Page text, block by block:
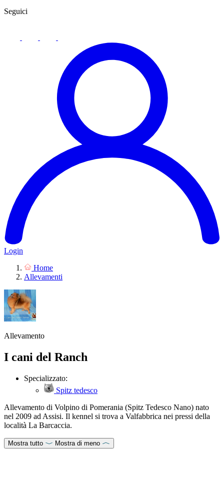
Seguici
Login
Home
Allevamenti
Allevamento
I cani del Ranch
Specializzato:
Spitz tedesco
Allevamento di Volpino di Pomerania (Spitz Tedesco Nano) nato
nel 2009 ad Assisi. Il kennel si trova a Valfabbrica nei pressi della
località La Barcaccia.
Mostra tutto Mostra di meno